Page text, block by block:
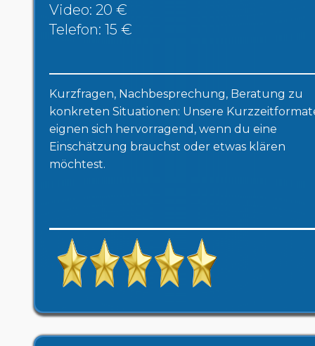
Video: 20 €
Telefon: 15 €
Kurzfragen, Nachbesprechung, Beratung zu
konkreten Situationen: Unsere
eignen sich hervorragend, wenn du eine
Einschätzung brauchst oder etwas klären
möchtest.